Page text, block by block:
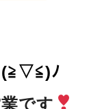
(≧▽≦)ﾉ
です